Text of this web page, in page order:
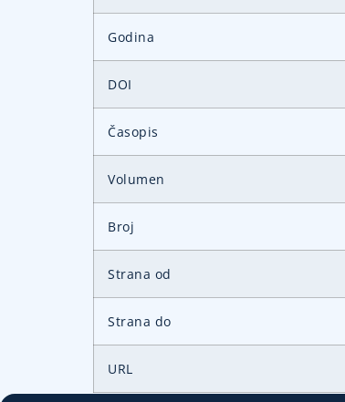
Godina
DOI
Časopis
Volumen
Broj
Strana od
Strana do
URL